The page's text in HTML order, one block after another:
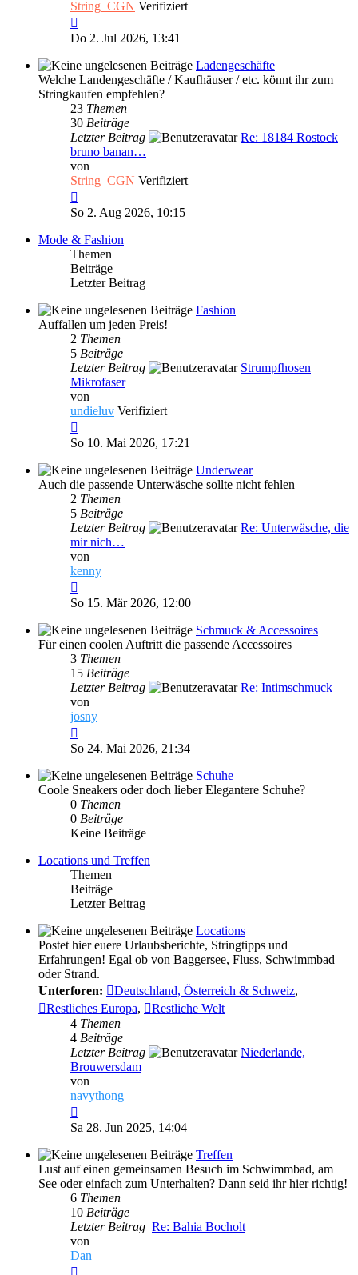
String_CGN Verifiziert
Beitrag
Do 2. Jul 2026, 13:41
Ladengeschäfte
Welche Landengeschäfte / Kaufhäuser / etc. könnt ihr zum
Stringkaufen empfehlen?
23 Themen
30 Beiträge
Letzter Beitrag
Re: 18184 Rostock
bruno banan…
von
String_CGN Verifiziert
Beitrag
So 2. Aug 2026, 10:15
Mode & Fashion
Themen
Beiträge
Letzter Beitrag
Fashion
Auffallen um jeden Preis!
2 Themen
5 Beiträge
Letzter Beitrag
Strumpfhosen
Mikrofaser
von
undieluv Verifiziert
Beitrag
So 10. Mai 2026, 17:21
Underwear
Auch die passende Unterwäsche sollte nicht fehlen
2 Themen
5 Beiträge
Letzter Beitrag
Re: Unterwäsche, die
mir nich…
von
kenny
Beitrag
So 15. Mär 2026, 12:00
Schmuck & Accessoires
Für einen coolen Auftritt die passende Accessoires
3 Themen
15 Beiträge
Letzter Beitrag
Re: Intimschmuck
von
josny
Beitrag
So 24. Mai 2026, 21:34
Schuhe
Coole Sneakers oder doch lieber Elegantere Schuhe?
0 Themen
0 Beiträge
Keine Beiträge
Locations und Treffen
Themen
Beiträge
Letzter Beitrag
Locations
Postet hier euere Urlaubsberichte, Stringtipps und
Erfahrungen! Egal ob von Baggersee, Fluss, Schwimmbad
oder Strand.
Unterforen:
Deutschland, Österreich & Schweiz,
Restliches Europa,
Restliche Welt
4 Themen
4 Beiträge
Letzter Beitrag
Niederlande,
Brouwersdam
von
navythong
Beitrag
Sa 28. Jun 2025, 14:04
Treffen
Lust auf einen gemeinsamen Besuch im Schwimmbad, am
See oder einfach zum Unterhalten? Dann seid ihr hier richtig!
6 Themen
10 Beiträge
Letzter Beitrag Re: Bahia Bocholt
von
Dan